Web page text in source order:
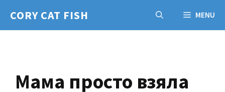
CORY CAT FISH MENU
Мама просто взяла